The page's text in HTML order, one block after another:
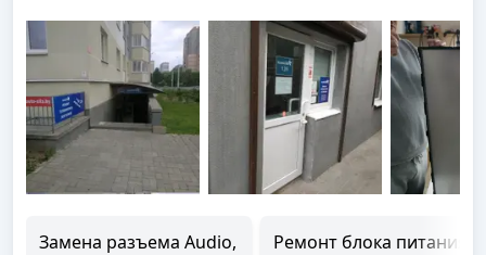
Замена разъема Audio,
Ремонт блока питания